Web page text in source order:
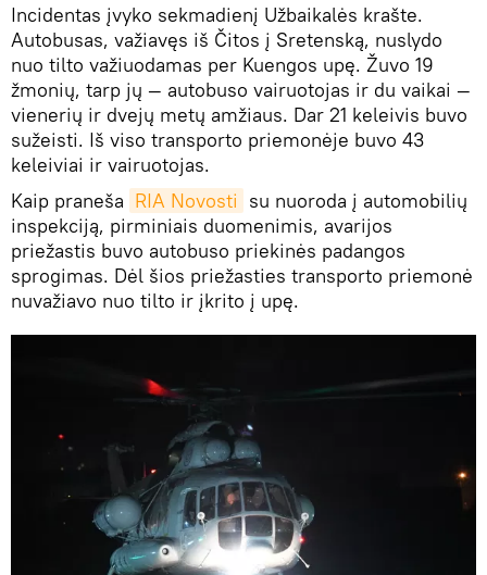
Incidentas įvyko sekmadienį Užbaikalės krašte.
Autobusas, važiavęs iš Čitos į Sretenską, nuslydo
nuo tilto važiuodamas per Kuengos upę. Žuvo 19
žmonių, tarp jų — autobuso vairuotojas ir du vaikai —
vienerių ir dvejų metų amžiaus. Dar 21 keleivis buvo
sužeisti. Iš viso transporto priemonėje buvo 43
keleiviai ir vairuotojas.
Kaip praneša RIA Novosti su nuoroda į automobilių
inspekciją, pirminiais duomenimis, avarijos
priežastis buvo autobuso priekinės padangos
sprogimas. Dėl šios priežasties transporto priemonė
nuvažiavo nuo tilto ir įkrito į upę.